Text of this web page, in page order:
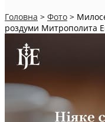
Головна > Фото >
роздуми Митрополита